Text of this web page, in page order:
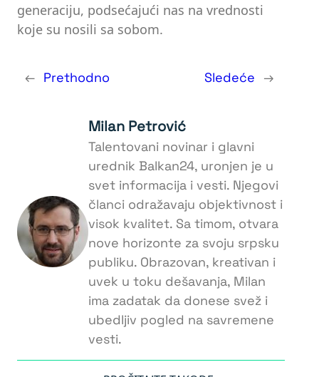
generaciju, podsećajući nas na vrednosti
koje su nosili sa sobom.
← Prethodno Sledeće →
Milan Petrović
Talentovani novinar i glavni
urednik Balkan24, uronjen je u
svet informacija i vesti. Njegovi
članci odražavaju objektivnost i
visok kvalitet. Sa timom, otvara
nove horizonte za svoju srpsku
publiku. Obrazovan, kreativan i
uvek u toku dešavanja, Milan
ima zadatak da donese svež i
ubedljiv pogled na savremene
vesti.